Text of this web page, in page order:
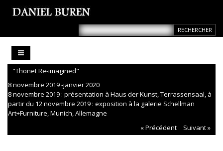
"Thonet Re-imagined"
8 novembre 2019 -janvier 2020
8 novembre 2019 : présentation à Haus der Kunst, Terrassensaal, à
partir du 12 novembre 2019 : exposition à la galerie Schellman
Art+Furniture, Munich, Allemagne
« Précédent
Suivant »